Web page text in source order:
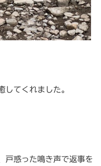
してくれました。
戸惑った鳴き声で返事を